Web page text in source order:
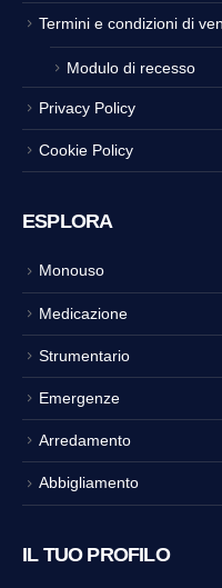
Termini e condizioni di
Modulo di recesso
Privacy Policy
Cookie Policy
ESPLORA
Monouso
Medicazione
Strumentario
Emergenze
Arredamento
Abbigliamento
IL TUO PROFILO